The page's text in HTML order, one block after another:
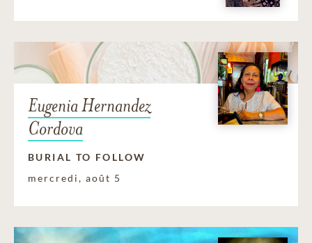
Eugenia Hernandez
Cordova
BURIAL TO FOLLOW
mercredi, août 5